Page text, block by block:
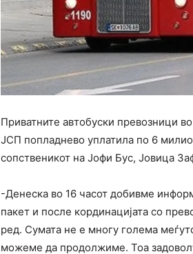
Приватните автобуски превозници
ЈСП попладнево уплатила по 6
сопственикот на Јофи Бус, Јовица
-Денеска во 16 часот добивме
пакет и после кординацијата со
ред. Сумата не е многу голема
можеме да продолжиме. Тоа